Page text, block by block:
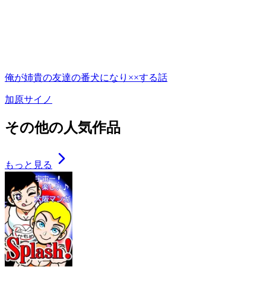
俺が姉貴の友達の番犬になり××する話
加原サイノ
その他の人気作品
もっと見る